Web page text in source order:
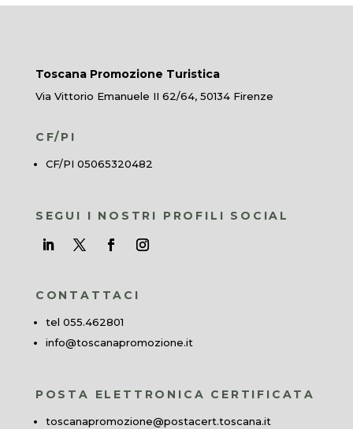
Toscana Promozione Turistica
Via Vittorio Emanuele II 62/64, 50134 Firenze
CF/PI
CF/PI 05065320482
SEGUI I NOSTRI PROFILI SOCIAL
CONTATTACI
tel 055.462801
info@toscanapromozione.it
POSTA ELETTRONICA CERTIFICATA
toscanapromozione@postacert.toscana.it